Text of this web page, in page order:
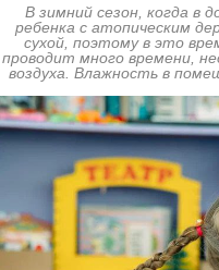
В зимний сезон, когда в
ребенка с атопическим
сухой, поэтому в это
проводит много времени,
воздуха. Влажность в